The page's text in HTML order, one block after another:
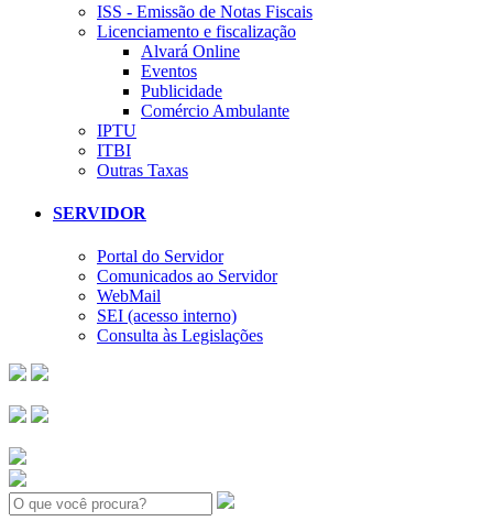
ISS - Emissão de Notas Fiscais
Licenciamento e fiscalização
Alvará Online
Eventos
Publicidade
Comércio Ambulante
IPTU
ITBI
Outras Taxas
SERVIDOR
Portal do Servidor
Comunicados ao Servidor
WebMail
SEI (acesso interno)
Consulta às Legislações
Search: